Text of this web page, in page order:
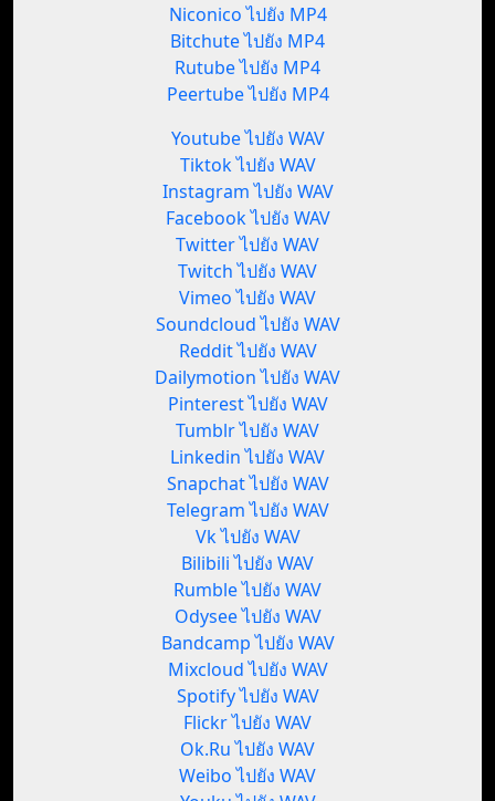
Niconico ไปยัง MP4
Bitchute ไปยัง MP4
Rutube ไปยัง MP4
Peertube ไปยัง MP4
Youtube ไปยัง WAV
Tiktok ไปยัง WAV
Instagram ไปยัง WAV
Facebook ไปยัง WAV
Twitter ไปยัง WAV
Twitch ไปยัง WAV
Vimeo ไปยัง WAV
Soundcloud ไปยัง WAV
Reddit ไปยัง WAV
Dailymotion ไปยัง WAV
Pinterest ไปยัง WAV
Tumblr ไปยัง WAV
Linkedin ไปยัง WAV
Snapchat ไปยัง WAV
Telegram ไปยัง WAV
Vk ไปยัง WAV
Bilibili ไปยัง WAV
Rumble ไปยัง WAV
Odysee ไปยัง WAV
Bandcamp ไปยัง WAV
Mixcloud ไปยัง WAV
Spotify ไปยัง WAV
Flickr ไปยัง WAV
Ok.Ru ไปยัง WAV
Weibo ไปยัง WAV